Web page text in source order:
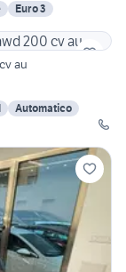
Euro 3
au
Automatico